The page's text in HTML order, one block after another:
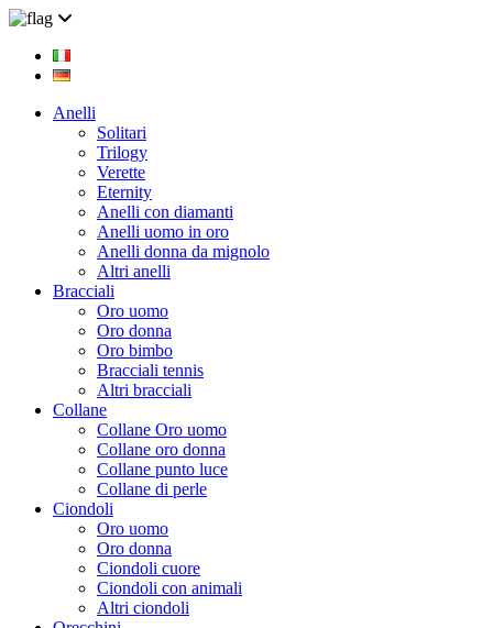
Anelli
Solitari
Trilogy
Verette
Eternity
Anelli con diamanti
Anelli uomo in oro
Anelli donna da mignolo
Altri anelli
Bracciali
Oro uomo
Oro donna
Oro bimbo
Bracciali tennis
Altri bracciali
Collane
Collane Oro uomo
Collane oro donna
Collane punto luce
Collane di perle
Ciondoli
Oro uomo
Oro donna
Ciondoli cuore
Ciondoli con animali
Altri ciondoli